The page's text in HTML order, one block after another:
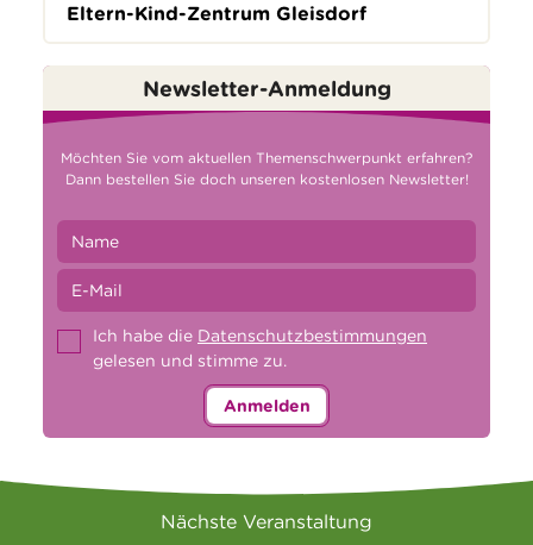
Eltern-Kind-Zentrum Gleisdorf
Newsletter-Anmeldung
Möchten Sie vom aktuellen Themenschwerpunkt erfahren?
Dann bestellen Sie doch unseren kostenlosen Newsletter!
Ich habe die Datenschutzbestimmungen
gelesen und stimme zu.
Anmelden
Nächste Veranstaltung